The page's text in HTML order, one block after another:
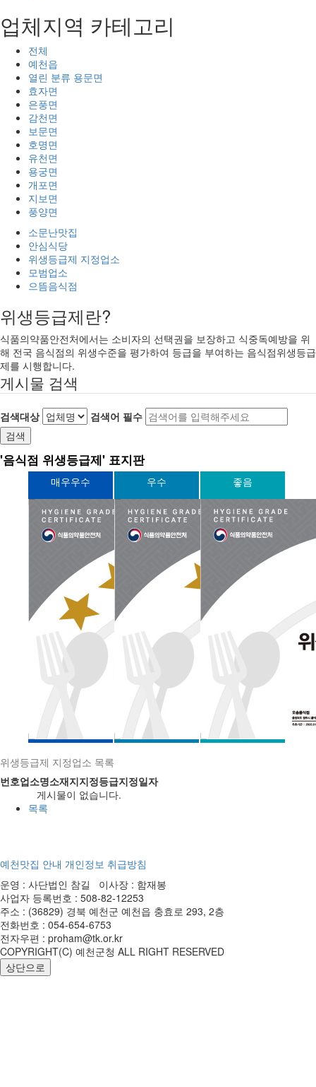
업체지역 카테고리
전체
예천읍
열린 분류 용문면
효자면
은풍면
감천면
보문면
호명면
유천면
용궁면
개포면
지보면
풍양면
소문난맛집
안심식당
위생등급제 지정업소
모범업소
으뜸음식점
위생등급제란?
식품의약품안전처에서는 소비자의 선택권을 보장하고 식중독예방을 위
해 전국 음식점의 위생수준을 평가하여 등급을 부여하는 음식점위생등급
제를 시행합니다.
게시물 검색
검색대상 검색어 필수
'음식점 위생등급제' 표지판
매우우수 우수 좋음
위생등급제 지정업소 목록
번호업소명소재지지정등급지정일자
게시물이 없습니다.
목록
예천맛집 안내 개인정보 취급방침
운영 : 사단법인 참길 이사장 : 함재봉
사업자 등록번호 : 508-82-12253
주소 : (36829) 경북 예천군 예천읍 충효로 293, 2층
전화번호 : 054-654-6753
전자우편 : proham@tk.or.kr
COPYRIGHT(C) 예천군청 ALL RIGHT RESERVED
상단으로